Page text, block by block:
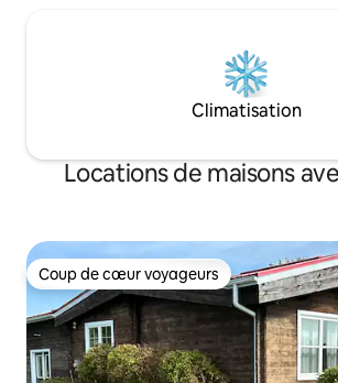
Climatisation
Locations de maisons
Coup de cœur voyageurs
Coup de cœur voyageurs